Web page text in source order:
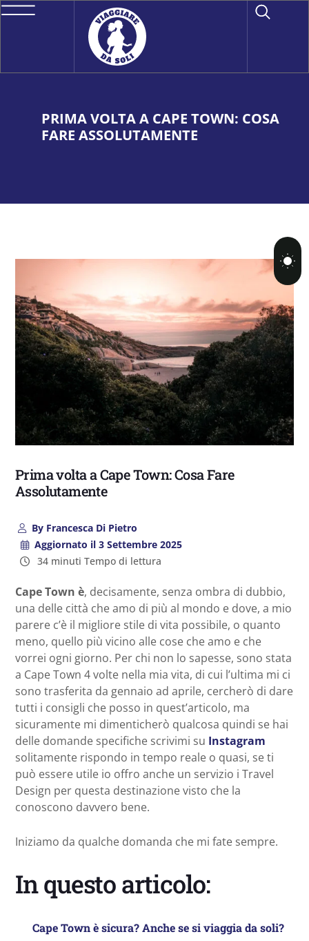
PRIMA VOLTA A CAPE TOWN: COSA
FARE ASSOLUTAMENTE
Prima volta a Cape Town: Cosa Fare
Assolutamente
ByFrancesca Di Pietro
Aggiornato il3 Settembre 2025
34 minuti Tempo di lettura
Cape Town è, decisamente, senza ombra di dubbio,
una delle città che amo di più al mondo e dove, a mio
parere c’è il migliore stile di vita possibile, o quanto
meno, quello più vicino alle cose che amo e che
vorrei ogni giorno. Per chi non lo sapesse, sono stata
a Cape Town 4 volte nella mia vita, di cui l’ultima mi ci
sono trasferita da gennaio ad aprile, cercherò di dare
tutti i consigli che posso in quest’articolo, ma
sicuramente mi dimenticherò qualcosa quindi se hai
delle domande specifiche scrivimi su Instagram
solitamente rispondo in tempo reale o quasi, se ti
può essere utile io offro anche un servizio i Travel
Design per questa destinazione visto che la
conoscono davvero bene.
Iniziamo da qualche domanda che mi fate sempre.
In questo articolo:
Cape Town è sicura? Anche se si viaggia da soli?